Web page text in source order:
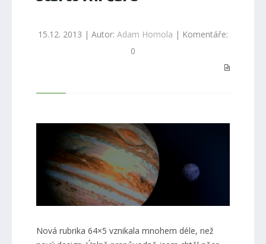
15.12. 2013 | Autor: Adam Homola | Komentáře:
0
Nová rubrika 64×5 vznikala mnohem déle, než